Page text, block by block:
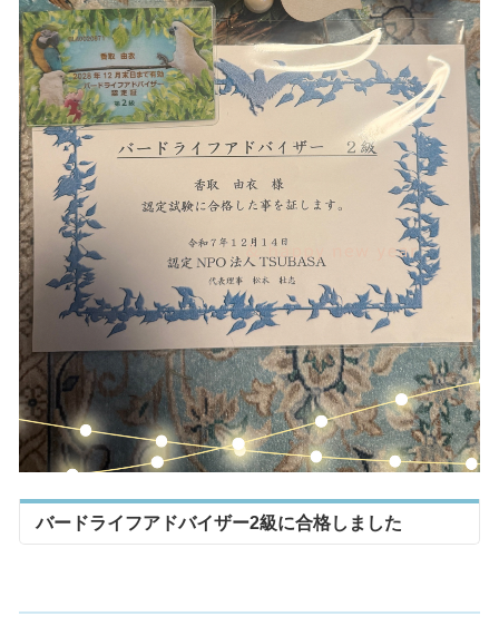
バードライフアドバイザー2級に合格しました